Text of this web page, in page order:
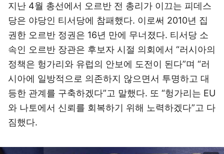
지난 4월 총선에서 오르반 전 총리가 이끄는 피데스
당은 야당인 티서당에 참패했다. 이로써 2010년 집
권한 오르반 정권은 16년 만에 무너졌다. 티서당 소
속인 오르반 장관은 후보자 시절 의회에서 “러시아의
정책은 헝가리와 유럽의 안보에 도전이 된다”며 “러
시아에 일방적으로 의존하지 않으면서 투명하고 대
등한 관계를 구축하겠다”고 말했다. 또 “헝가리는 EU
와 나토에서 신뢰를 회복하기 위해 노력하겠다”고 다
짐했다.